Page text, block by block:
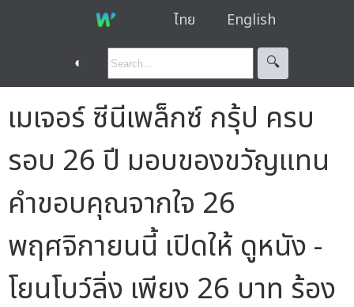
ไทย English
◐ 🔍︎
เมเจอร์ ซีนีเพล็กซ์ กรุ้ป ครบ
รอบ 26 ปี มอบของขวัญแทน
คำขอบคุณจากใจ 26
พฤศจิกายนนี้ เปิดให้ ดูหนัง -
โยนโบว์ลิ่ง เพียง 26 บาท ร้อง